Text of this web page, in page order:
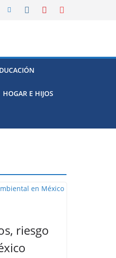
HOGAR E HIJOS
riesgo